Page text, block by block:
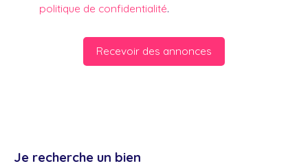
politique de confidentialité.
Recevoir des annonces
Je recherche un bien